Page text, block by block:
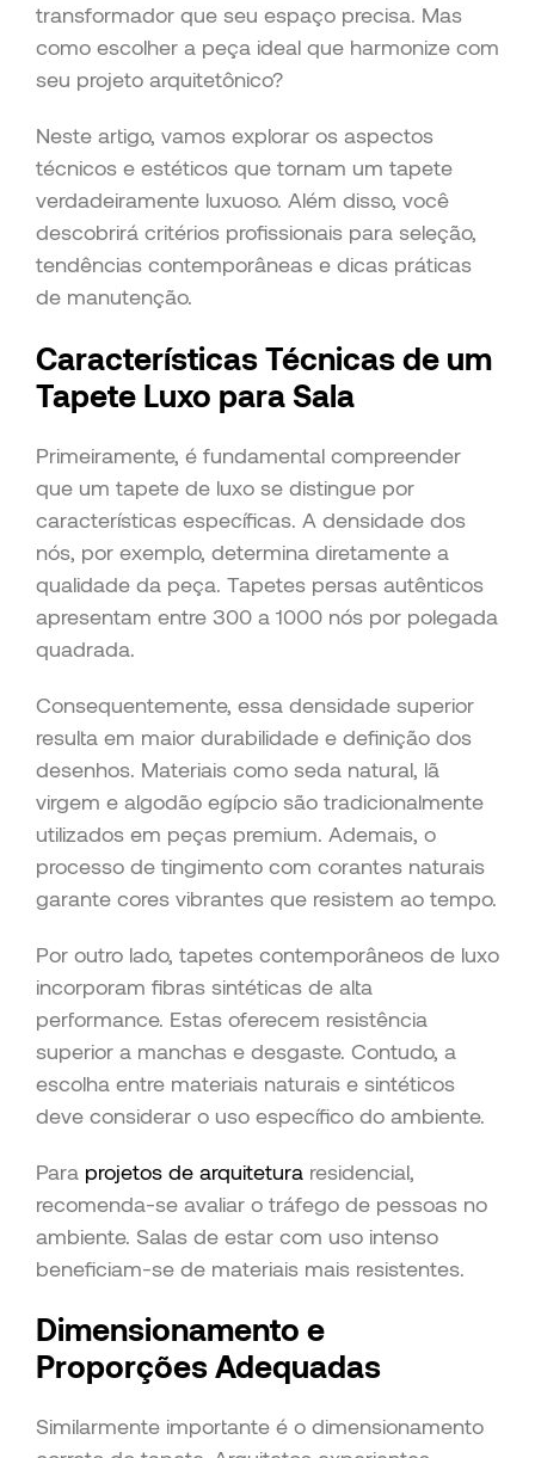
transformador que seu espaço precisa. Mas
como escolher a peça ideal que harmonize com
seu projeto arquitetônico?
Neste artigo, vamos explorar os aspectos
técnicos e estéticos que tornam um tapete
verdadeiramente luxuoso. Além disso, você
descobrirá critérios profissionais para seleção,
tendências contemporâneas e dicas práticas
de manutenção.
Características Técnicas de um
Tapete Luxo para Sala
Primeiramente, é fundamental compreender
que um tapete de luxo se distingue por
características específicas. A densidade dos
nós, por exemplo, determina diretamente a
qualidade da peça. Tapetes persas autênticos
apresentam entre 300 a 1000 nós por polegada
quadrada.
Consequentemente, essa densidade superior
resulta em maior durabilidade e definição dos
desenhos. Materiais como seda natural, lã
virgem e algodão egípcio são tradicionalmente
utilizados em peças premium. Ademais, o
processo de tingimento com corantes naturais
garante cores vibrantes que resistem ao tempo.
Por outro lado, tapetes contemporâneos de luxo
incorporam fibras sintéticas de alta
performance. Estas oferecem resistência
superior a manchas e desgaste. Contudo, a
escolha entre materiais naturais e sintéticos
deve considerar o uso específico do ambiente.
Para projetos de arquitetura residencial,
recomenda-se avaliar o tráfego de pessoas no
ambiente. Salas de estar com uso intenso
beneficiam-se de materiais mais resistentes.
Dimensionamento e
Proporções Adequadas
Similarmente importante é o dimensionamento